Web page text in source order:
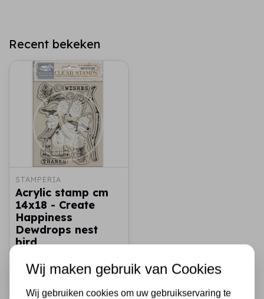
Recent bekeken
STAMPERIA
Acrylic stamp cm
14x18 - Create
Happiness
Dewdrops nest
bird
€6,95 Op voorraad
Snel toevoegen
Wij maken gebruik van Cookies
Wij gebruiken cookies om uw gebruikservaring te